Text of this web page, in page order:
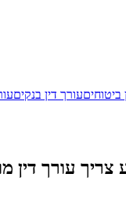
ביטוחיםעורך דין בנקים
צריך עורך דין